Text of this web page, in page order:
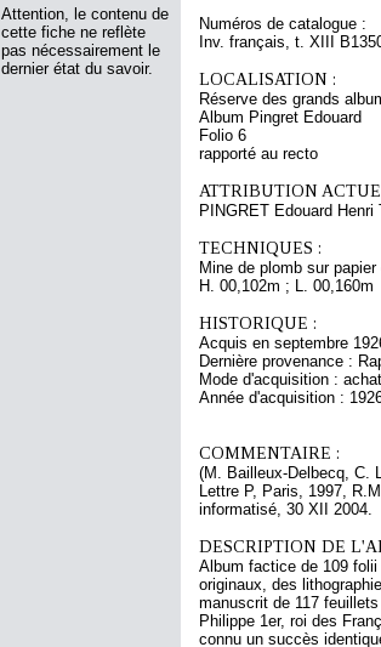
Attention, le contenu de
cette fiche ne reflète
pas nécessairement le
dernier état du savoir.
Numéros de catalogue :
Inv. français, t. XIII
LOCALISATION :
Réserve des grands
Album Pingret Edouard
Folio 6
rapporté au recto
ATTRIBUTION
PINGRET Edouard Henri
TECHNIQUES :
Mine de plomb sur
H. 00,102m ; L. 00,160m
HISTORIQUE :
Acquis en septembre
Dernière provenance :
Mode d'acquisition : achat
Année d'acquisition :
COMMENTAIRE :
(M. Bailleux-Delbecq, C.
Lettre P, Paris, 1997,
informatisé, 30 XII 2004.
DESCRIPTION DE
Album factice de 109
originaux, des
manuscrit de 117
Philippe 1er, roi des
connu un succès